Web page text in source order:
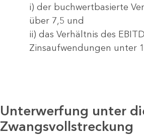
i) der buchwertbasierte
über 7,5 und
ii) das Verhältnis des
Zinsaufwendungen unter
Unterwerfung unter
Zwangsvollstreckung